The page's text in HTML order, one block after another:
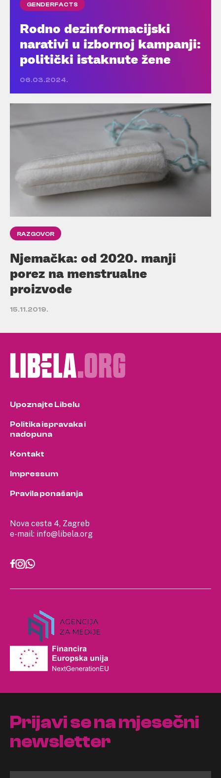
GENDERFACTS
Rodno dezinformacijski
narativi u izbornoj kampanji:
politički istaknute žene
06.03.2024.
RAZGOVOR
Njemačka: od 2020. manji
porez na menstrualne
proizvode
15.11.2019.
Nova cesta 4, Zagreb
e-mail: info@libela.org
Upoznajte Libelu
Politika ispravaka i
nadopuna
Kontakt
Impressum
Pravila ponašanja
Prijavi se na mjesečni
newsletter